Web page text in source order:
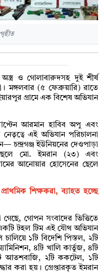
অস্ত্র ও গোলাবারুদসহ দুই শীর্ষ
মঙ্গলবার (৫ ফেব্রুয়ারি) রাতে
গ্রামে এক বিশেষ অভিযান
আরমান হাবিব অপু এবং
এই অভিযান পরিচালনা
ইউনিয়নের দেওপাড়া
মো. ইমরান (২৩) এবং
আনোয়ার হোসেনের ছেলে
শিক্ষকরা, ব্যাহত হচ্ছে
গেছে, গোপন সংবাদের ভিত্তিতে
একটি টহল টিম এই যৌথ অভিযান
১টি বিদেশি পিস্তল, ২টি
৪টি খালি কার্তুজ, ৪টি
আতশবাজি, ২টি ককটেল, ১টি
করা হয়। গ্রেপ্তারকৃত ইমরান